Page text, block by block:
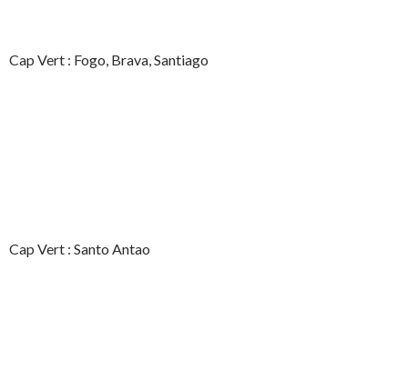
Cap Vert : Fogo, Brava, Santiago
Cap Vert : Santo Antao